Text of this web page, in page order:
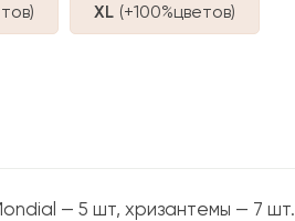
) XL (+100%цветов)
— 5 шт, хризантемы — 7 шт.